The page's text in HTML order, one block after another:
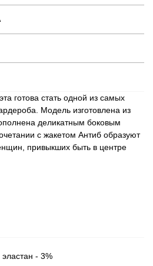
готова стать одной из самых
Модель изготовлена из
деликатным боковым
с жакетом Антиб образуют
привыкших быть в центре
- 3%